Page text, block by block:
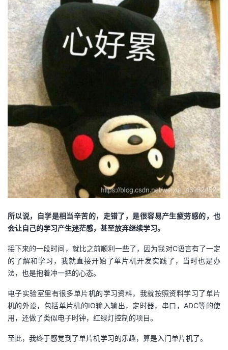
注
开
发
者
学
堂
我
的
课
我
的
证
我
实
验
的
收
藏
的
Programs
我
的
支
持
我
的
技
术
持
我
的
云
建
议
所以说，自学是相当辛苦的，走错了，是很容易产生疲劳感的，也
会让自己的学习产生迷茫感，甚至放弃继续学习。
接下来的一段时间，就比之前顺利一些了，因为我对C语言有了一定
的了解和学习，我就直接开始了单片机开发实践了，当时也是办
法，也是抱着冲一把的心态。
电子实验室里有很多单片机的学习资料，我就按照资料学习了单片
机的外设，包括单片机的IO输入输出，定时器，串口，ADC等的使
用，还做了类似电子时钟，红绿灯控制的项目。
至此，我终于感觉到了单片机学习的乐趣，算是入门单片机了。